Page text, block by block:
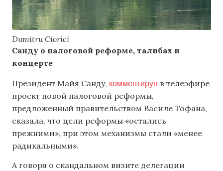
Dumitru Ciorici
Санду о налоговой реформе, талибах и
концерте
Президент Майя Санду, комментируя в телеэфире
проект новой налоговой реформы,
предложенный правительством Василе Тофана,
сказала, что цели реформы «остались
прежними», при этом механизмы стали «менее
радикальными».
А говоря о скандальном визите делегации